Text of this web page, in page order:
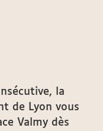
la
de Lyon vous
Valmy dès